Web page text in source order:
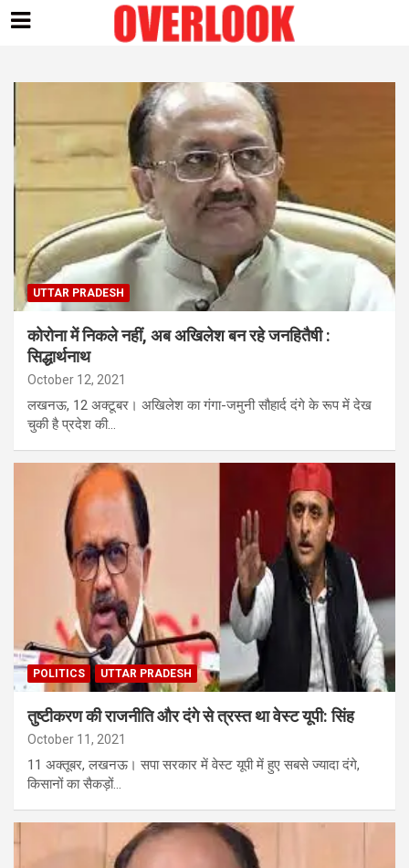
UTTAR PRADESH
कोरोना में निकले नहीं, अब अखिलेश बन रहे जनहितैषी :
सिद्धार्थनाथ
October 12, 2021
लखनऊ, 12 अक्टूबर। अखिलेश का गंगा-जमुनी सौहार्द दंगे के रूप में देख
चुकी है प्रदेश की…
POLITICS UTTAR PRADESH
तुष्टीकरण की राजनीति और दंगे से त्रस्त था वेस्ट यूपी: सिंह
October 11, 2021
11 अक्तूबर, लखनऊ। सपा सरकार में वेस्ट यूपी में हुए सबसे ज्यादा दंगे,
किसानों का सैकड़ों…